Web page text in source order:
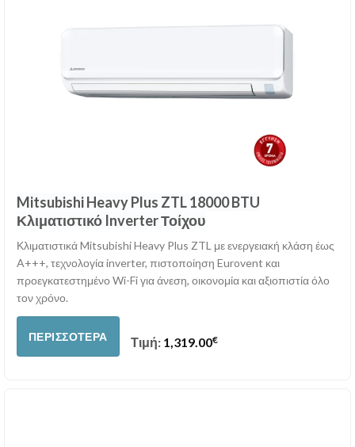
Mitsubishi Heavy Plus ZTL 18000 BTU
Κλιματιστικό Inverter Τοίχου
Κλιματιστικά Mitsubishi Heavy Plus ZTL με ενεργειακή κλάση έως
A+++, τεχνολογία inverter, πιστοποίηση Eurovent και
προεγκατεστημένο Wi-Fi για άνεση, οικονομία και αξιοπιστία όλο
τον χρόνο.
ΠΕΡΙΣΣΌΤΕΡΑ Τιμή: 1,319.00€